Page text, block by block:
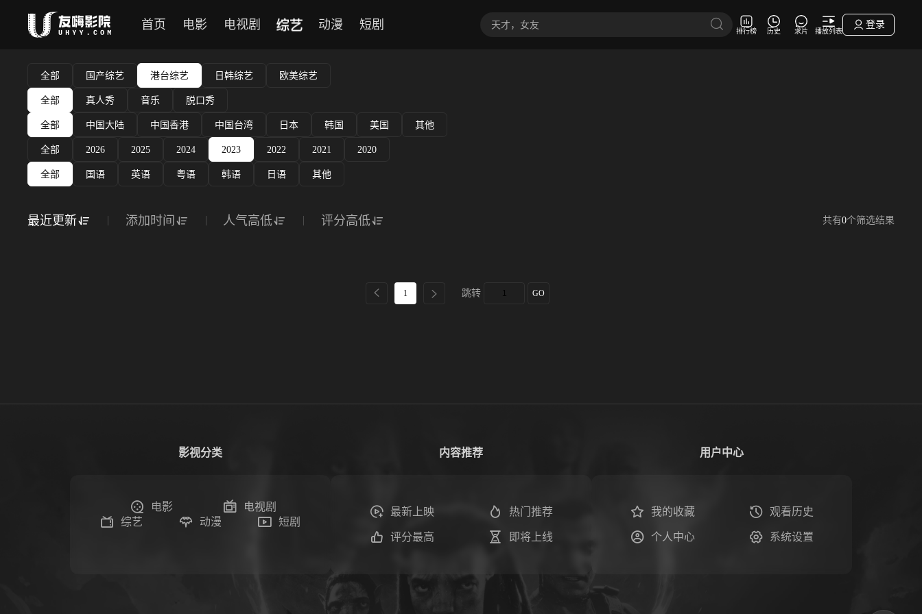
首页 电影 电视剧 综艺 动漫 短剧 排行榜 历史 求片 播放列表
登录
全部 国产综艺 港台综艺 日韩综艺 欧美综艺
全部 真人秀 音乐 脱口秀
全部 中国大陆 中国香港 中国台湾 日本 韩国 美国 其他
全部 2026 2025 2024 2023 2022 2021 2020
全部 国语 英语 粤语 韩语 日语 其他
最近更新 添加时间 人气高低 评分高低 共有0个筛选结果
1 跳转 GO
影视分类
电影
电视剧
综艺
动漫 短剧
内容推荐
最新上映 热门推荐
评分最高 即将上线
用户中心
我的收藏 观看历史
个人中心 系统设置